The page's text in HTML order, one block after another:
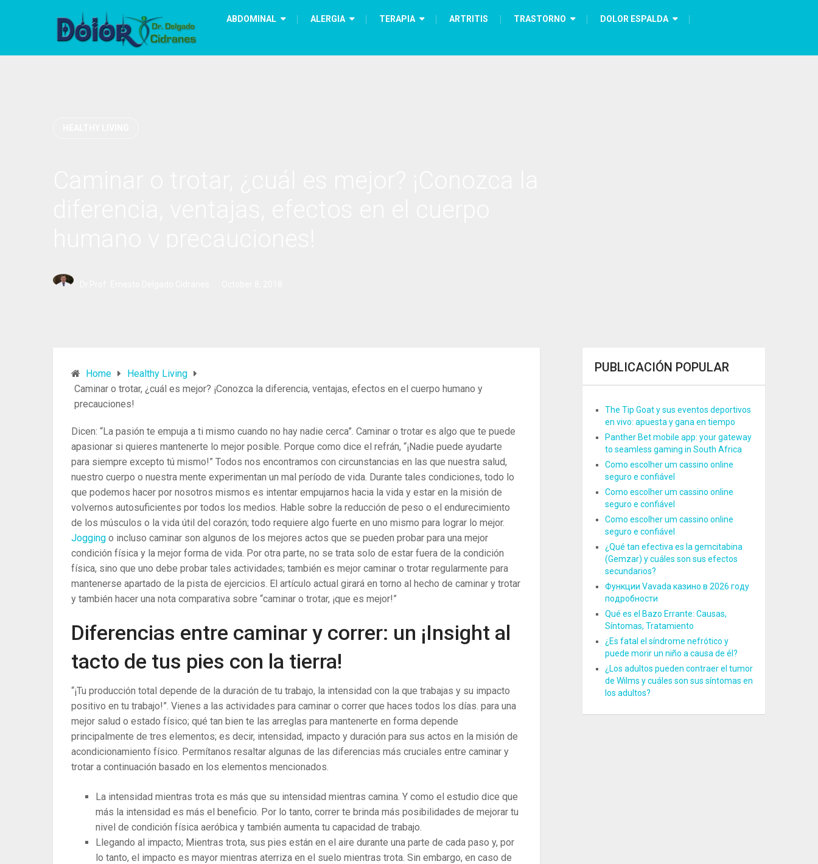
ABDOMINAL ALERGIA TERAPIA ARTRITIS TRASTORNO DOLOR ESPALDA
Home
Healthy Living
Caminar o trotar, ¿cuál es mejor? ¡Conozca la diferencia, ventajas, efectos en el cuerpo humano y
precauciones!
Dicen: “La pasión te empuja a ti mismo cuando no hay nadie cerca”. Caminar o trotar es algo que te puede
apasionar si quieres mantenerte lo mejor posible. Porque como dice el refrán, “¡Nadie puede ayudarte
para siempre excepto tú mismo!” Todos nos encontramos con circunstancias en las que nuestra salud,
nuestro cuerpo o nuestra mente experimentan un mal período de vida. Durante tales condiciones, todo lo
que podemos hacer por nosotros mismos es intentar empujarnos hacia la vida y estar en la misión de
volvernos autosuficientes por todos los medios. Hable sobre la reducción de peso o el endurecimiento
de los músculos o la vida útil del corazón; todo requiere algo fuerte en uno mismo para lograr lo mejor.
Jogging o incluso caminar son algunos de los mejores actos que se pueden probar para una mejor
condición física y la mejor forma de vida. Por otra parte, no se trata solo de estar fuera de la condición
física, sino que uno debe probar tales actividades; también es mejor caminar o trotar regularmente para
mantenerse apartado de la pista de ejercicios. El artículo actual girará en torno al hecho de caminar y trotar
y también hacer una nota comparativa sobre “caminar o trotar, ¡que es mejor!”
Diferencias entre caminar y correr: un ¡Insight al
tacto de tus pies con la tierra!
“¡Tu producción total depende de la duración de tu trabajo, la intensidad con la que trabajas y su impacto
positivo en tu trabajo!”. Vienes a las actividades para caminar o correr que haces todos los días. para una
mejor salud o estado físico; qué tan bien te las arreglas para mantenerte en forma depende
principalmente de tres elementos; es decir, intensidad, impacto y duración para sus actos en la misión de
acondicionamiento físico. Permítanos resaltar algunas de las diferencias más cruciales entre caminar y
trotar a continuación basado en los elementos mencionados.
La intensidad mientras trota es más que su intensidad mientras camina. Y como el estudio dice que
más la intensidad es más el beneficio. Por lo tanto, correr te brinda más posibilidades de mejorar tu
nivel de condición física aeróbica y también aumenta tu capacidad de trabajo.
Llegando al impacto; Mientras trota, sus pies están en el aire durante una parte de cada paso y, por
lo tanto, el impacto es mayor mientras aterriza en el suelo mientras trota. Sin embargo, en caso de
PUBLICACIÓN POPULAR
The Tip Goat y sus eventos deportivos
en vivo: apuesta y gana en tiempo
Panther Bet mobile app: your gateway
to seamless gaming in South Africa
Como escolher um cassino online
seguro e confiável
Como escolher um cassino online
seguro e confiável
Como escolher um cassino online
seguro e confiável
¿Qué tan efectiva es la gemcitabina
(Gemzar) y cuáles son sus efectos
secundarios?
Функции Vavada казино в 2026 году
подробности
Qué es el Bazo Errante: Causas,
Síntomas, Tratamiento
¿Es fatal el síndrome nefrótico y
puede morir un niño a causa de él?
¿Los adultos pueden contraer el tumor
de Wilms y cuáles son sus síntomas en
los adultos?